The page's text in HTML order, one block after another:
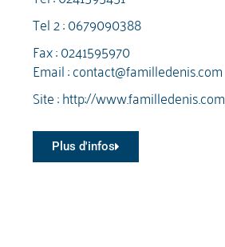
Tel 2 :0679090388
Fax : 0241595970
Email :contact@familledenis.com
Site :http://www.familledenis.com
Plus d'infos